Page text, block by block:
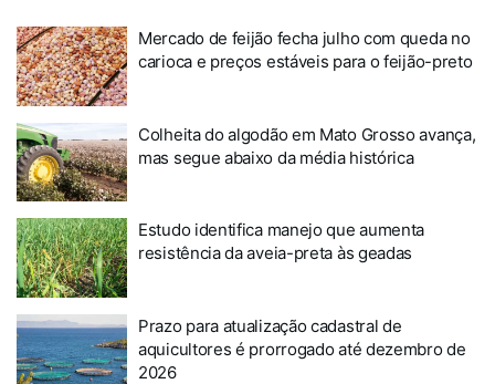
Mercado de feijão fecha julho com queda no
carioca e preços estáveis para o feijão-preto
Colheita do algodão em Mato Grosso avança,
mas segue abaixo da média histórica
Estudo identifica manejo que aumenta
resistência da aveia-preta às geadas
Prazo para atualização cadastral de
aquicultores é prorrogado até dezembro de
2026